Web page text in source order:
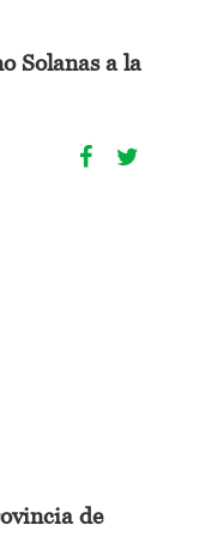
Solanas a la
de